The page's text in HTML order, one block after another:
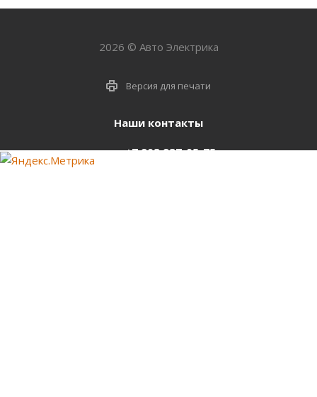
2026 © Авто Электрика
Версия для печати
Наши контакты
+7 903 937-05-75